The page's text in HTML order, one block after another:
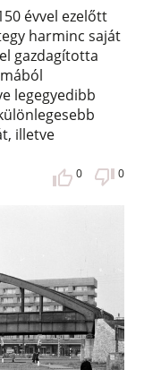
évvel ezelőtt
harminc saját
gazdagította
legegyedibb
illetve
0 0